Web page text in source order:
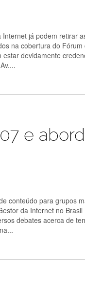
já podem retirar
na cobertura do
devidamente
e
conteúdo para grupos
da Internet no
debates acerca de